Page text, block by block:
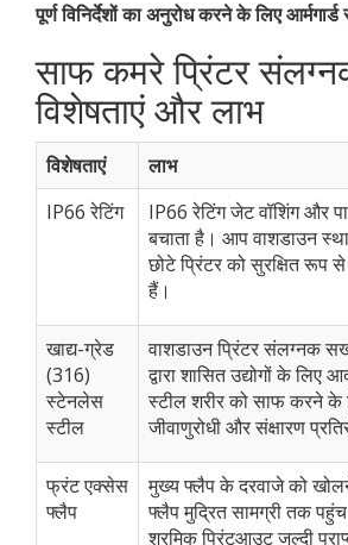
पूर्ण विनिर्देशों का अनुरोध करने के लिए
साफ कमरे प्रिंटर
विशेषताएं और लाभ
विशेषताएं
लाभ
IP66 रेटिंग
IP66 रेटिंग जेट वॉशिंग और
बचाता है। आप वाशडाउन
छोटे प्रिंटर को सुरक्षित रूप
हैं।
खाद्य-ग्रेड
(316)
स्टेनलेस
स्टील
वाशडाउन प्रिंटर संलग्नक
द्वारा शासित उद्योगों के
स्टील शरीर को साफ करने
जीवाणुरोधी और संक्षारण
फ्रंट एक्सेस
फ्लैप
मुख्य फ्लैप के दरवाजे को
फ्लैप मुद्रित सामग्री तक
श्रमिक प्रिंटआउट जल्दी